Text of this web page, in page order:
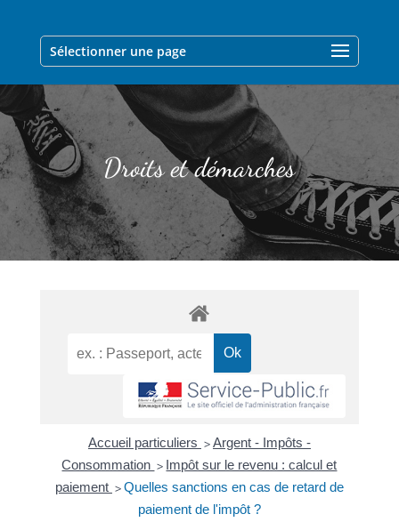
Sélectionner une page
Droits et démarches
Accueil particuliers > Argent - Impôts -
Consommation > Impôt sur le revenu : calcul et
paiement > Quelles sanctions en cas de retard de
paiement de l'impôt ?